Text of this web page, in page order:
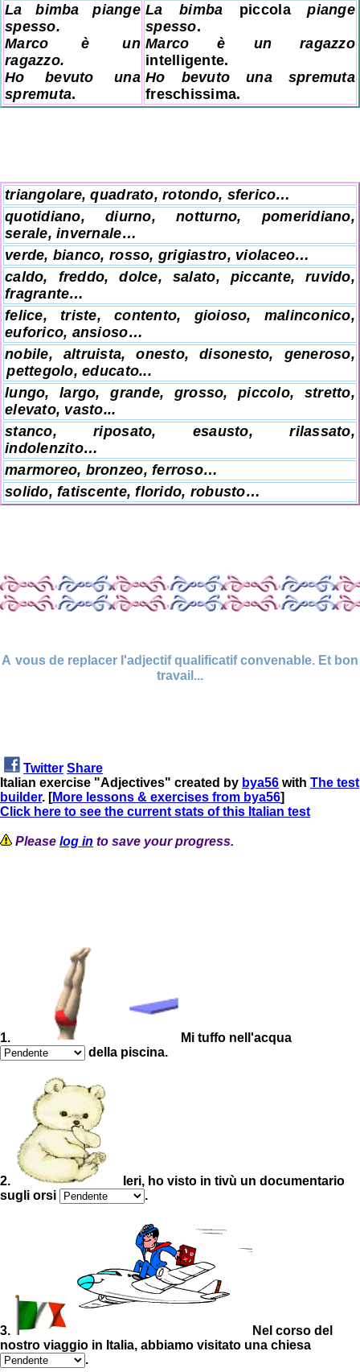
La bimba piange
spesso.
Marco è un
ragazzo.
Ho bevuto una
spremuta.
La bimba piccola
piange
spesso.
Marco è un ragazzo
intelligente.
Ho bevuto una spremuta
freschissima.
triangolare, quadrato, rotondo, sferico…
quotidiano, diurno, notturno, pomeridiano,
serale, invernale…
verde, bianco, rosso, grigiastro, violaceo…
caldo, freddo, dolce, salato, piccante, ruvido,
fragrante…
felice, triste, contento, gioioso, malinconico,
euforico, ansioso…
nobile, altruista, onesto, disonesto, generoso,
pettegolo, educato...
lungo, largo, grande, grosso, piccolo, stretto,
elevato, vasto...
stanco, riposato, esausto, rilassato,
indolenzito…
marmoreo, bronzeo, ferroso…
solido, fatiscente, florido, robusto…
A vous de replacer l'adjectif qualificatif convenable. Et bon
travail...
Twitter Share
Italian exercise "Adjectives" created by bya56 with The test
builder. [More lessons & exercises from bya56]
Click here to see the current stats of this Italian test
Please log in to save your progress.
1.
Mi tuffo nell'acqua
della piscina.
2.
Ieri, ho visto in tivù un documentario
sugli orsi
.
3.
Nel corso del
nostro viaggio in Italia, abbiamo visitato una chiesa
.